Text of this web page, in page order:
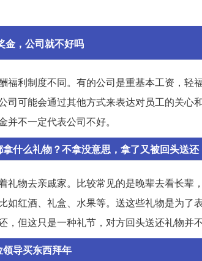
金，公司就不好吗
福利制度不同。有的公司是重基本工资，轻
司可能会通过其他方式来表达对员工的关
不一定代表公司不好。
什么礼物？不拿没意思，拿了又被回头送
礼物去亲戚家。比较常见的是晚辈去看长辈
如红酒、礼盒、水果等。送这些礼物是为
但这只是一种礼节，对方回头送还礼物并不
导买东西拜年